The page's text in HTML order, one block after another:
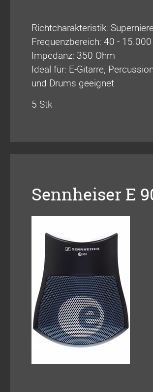
Richtcharakteristik: Superniere
Frequenzbereich: 40 -
Impedanz: 350 Ohm
Ideal für: E-Gitarre,
und Drums geeignet
5 Stk
Sennheiser E